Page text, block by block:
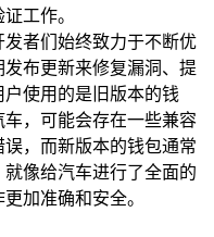
工作。
发者们始终致力于不断优
布更新来修复漏洞、提
使用的是旧版本的钱
，可能会存在一些兼容
，而新版本的钱包通常
像给汽车进行了全面的
加准确和安全。